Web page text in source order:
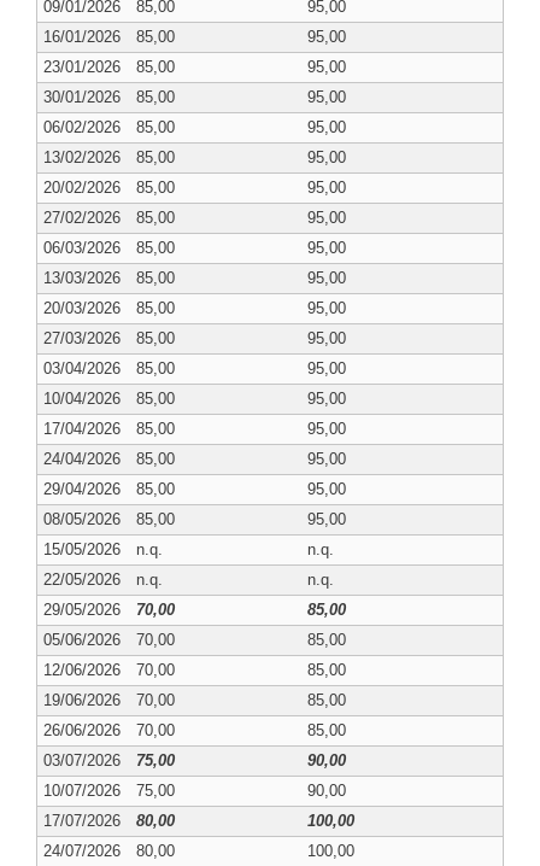
09/01/2026
85,00
95,00
16/01/2026
85,00
95,00
23/01/2026
85,00
95,00
30/01/2026
85,00
95,00
06/02/2026
85,00
95,00
13/02/2026
85,00
95,00
20/02/2026
85,00
95,00
27/02/2026
85,00
95,00
06/03/2026
85,00
95,00
13/03/2026
85,00
95,00
20/03/2026
85,00
95,00
27/03/2026
85,00
95,00
03/04/2026
85,00
95,00
10/04/2026
85,00
95,00
17/04/2026
85,00
95,00
24/04/2026
85,00
95,00
29/04/2026
85,00
95,00
08/05/2026
85,00
95,00
15/05/2026
n.q.
n.q.
22/05/2026
n.q.
n.q.
29/05/2026
70,00
85,00
05/06/2026
70,00
85,00
12/06/2026
70,00
85,00
19/06/2026
70,00
85,00
26/06/2026
70,00
85,00
03/07/2026
75,00
90,00
10/07/2026
75,00
90,00
17/07/2026
80,00
100,00
24/07/2026
80,00 100,00